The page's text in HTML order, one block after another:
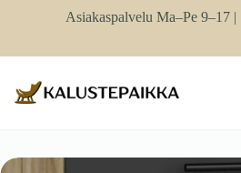
Asiakaspalvelu Ma–Pe 9–17 |